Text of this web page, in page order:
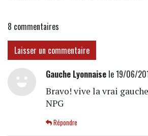
8 commentaires
Laisser un commentaire
Gauche Lyonnaisele 19/06/
Bravo! vive la vrai
NPG
Répondre